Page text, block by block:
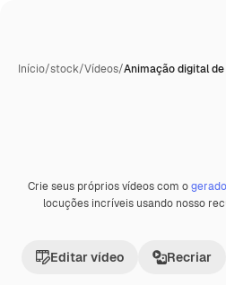
Início/stock/Vídeos/Animação digital de
PremiumGerada com IA
Crie seus próprios vídeos com o
locuções incríveis usando nosso
Editar vídeo Recriar